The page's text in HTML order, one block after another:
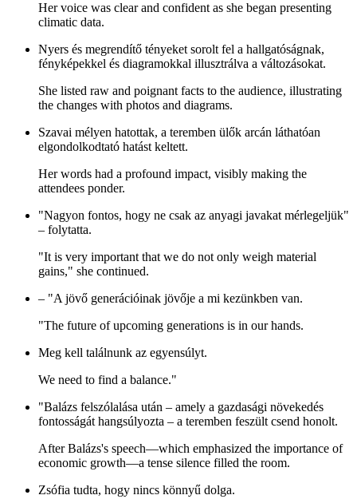
Her voice was clear and confident as she began presenting
climatic data.
Nyers és megrendítő tényeket sorolt fel a hallgatóságnak,
fényképekkel és diagramokkal illusztrálva a változásokat.
She listed raw and poignant facts to the audience, illustrating
the changes with photos and diagrams.
Szavai mélyen hatottak, a teremben ülők arcán láthatóan
elgondolkodtató hatást keltett.
Her words had a profound impact, visibly making the
attendees ponder.
"Nagyon fontos, hogy ne csak az anyagi javakat mérlegeljük"
– folytatta.
"It is very important that we do not only weigh material
gains," she continued.
– "A jövő generációinak jövője a mi kezünkben van.
"The future of upcoming generations is in our hands.
Meg kell találnunk az egyensúlyt.
We need to find a balance."
"Balázs felszólalása után – amely a gazdasági növekedés
fontosságát hangsúlyozta – a teremben feszült csend honolt.
After Balázs's speech—which emphasized the importance of
economic growth—a tense silence filled the room.
Zsófia tudta, hogy nincs könnyű dolga.